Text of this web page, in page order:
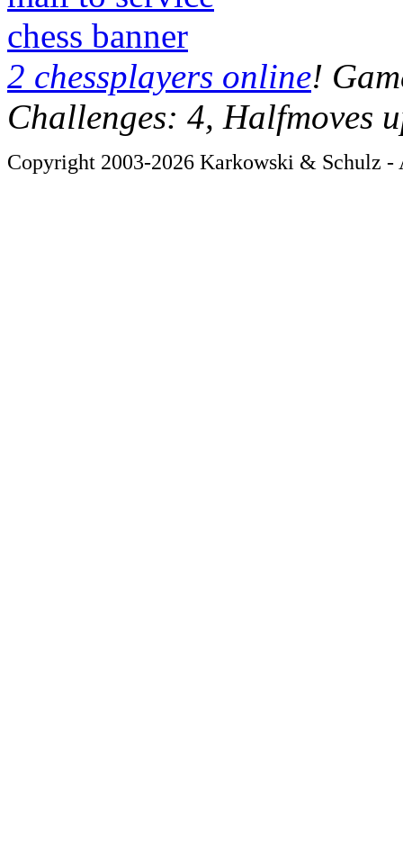
chess banner
2 chessplayers online!
Challenges: 4, Halfmoves
Copyright 2003-2026 Karkowski & Schulz